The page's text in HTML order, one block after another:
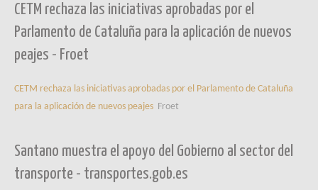
CETM rechaza las iniciativas aprobadas por el
Parlamento de Cataluña para la aplicación de nuevos
peajes - Froet
CETM rechaza las iniciativas aprobadas por el Parlamento de Cataluña
para la aplicación de nuevos peajes Froet
Santano muestra el apoyo del Gobierno al sector del
transporte - transportes.gob.es